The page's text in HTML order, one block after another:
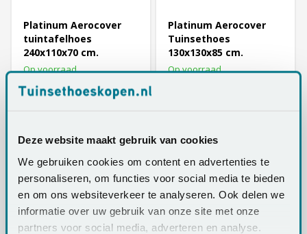
Deze website maakt gebruik van cookies
We gebruiken cookies om content en advertenties te
personaliseren, om functies voor social media te bieden
en om ons websiteverkeer te analyseren. Ook delen we
informatie over uw gebruik van onze site met onze
partners voor social media, adverteren en analyse.
Platinum Aerocover
tuintafelhoes
240x110x70 cm.
Op voorraad
Platinum Aerocover
Tuinsethoes
130x130x85 cm.
Op voorraad